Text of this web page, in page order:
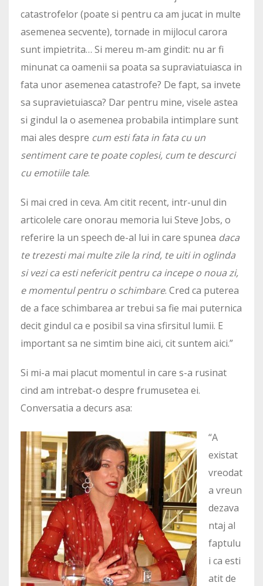
catastrofelor (poate si pentru ca am jucat in multe
asemenea secvente), tornade in mijlocul carora
sunt impietrita… Si mereu m-am gindit: nu ar fi
minunat ca oamenii sa poata sa supraviatuiasca in
fata unor asemenea catastrofe? De fapt, sa invete
sa supravietuiasca? Dar pentru mine, visele astea
si gindul la o asemenea probabila intimplare sunt
mai ales despre cum esti fata in fata cu un
sentiment care te poate coplesi, cum te descurci
cu emotiile tale.
Si mai cred in ceva. Am citit recent, intr-unul din
articolele care onorau memoria lui Steve Jobs, o
referire la un speech de-al lui in care spunea daca
te trezesti mai multe zile la rind, te uiti in oglinda
si vezi ca esti nefericit pentru ca incepe o noua zi,
e momentul pentru o schimbare. Cred ca puterea
de a face schimbarea ar trebui sa fie mai puternica
decit gindul ca e posibil sa vina sfirsitul lumii. E
important sa ne simtim bine aici, cit suntem aici.”
Si mi-a mai placut momentul in care s-a rusinat
cind am intrebat-o despre frumusetea ei.
Conversatia a decurs asa:
“A
existat
vreodat
a vreun
dezava
ntaj al
faptulu
i ca esti
atit de